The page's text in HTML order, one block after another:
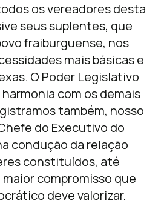
os vereadores desta
seus suplentes, que
fraiburguense, nos
mais básicas e
O Poder Legislativo
com os demais
também, nosso
do Executivo do
condução da relação
constituídos, até
compromisso que
deve valorizar.